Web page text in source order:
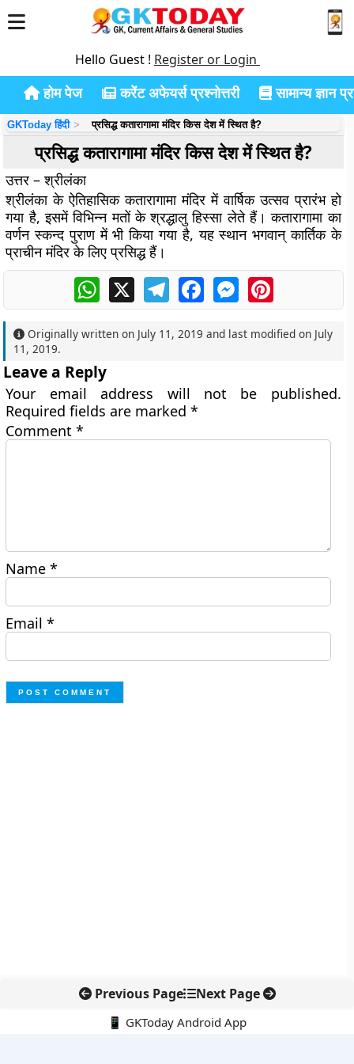
Hello Guest ! Register or Login
होम पेज करेंट अफेयर्स प्रश्नोत्तरी सामान्य ज्ञान
GKToday हिंदी प्रसिद्ध कतारागामा मंदिर किस देश में स्थित है?
प्रसिद्ध कतारागामा मंदिर किस देश में स्थित है?
उत्तर – श्रीलंका
श्रीलंका के ऐतिहासिक कतारागामा मंदिर में वार्षिक उत्सव प्रारंभ हो
गया है, इसमें विभिन्न मतों के श्रद्धालु हिस्सा लेते हैं। कतारागामा का
वर्णन स्कन्द पुराण में भी किया गया है, यह स्थान भगवान् कार्तिक के
प्राचीन मंदिर के लिए प्रसिद्ध हैं।
WhatsApp
X TelegramFacebookMessengerPinterest
Originally written on July 11, 2019 and last modified on July
11, 2019.
Leave a Reply
Your email address will not be published.
Required fields are marked*
Comment*
Name*
Email*
Previous Page Next Page
📱 GKToday Android App